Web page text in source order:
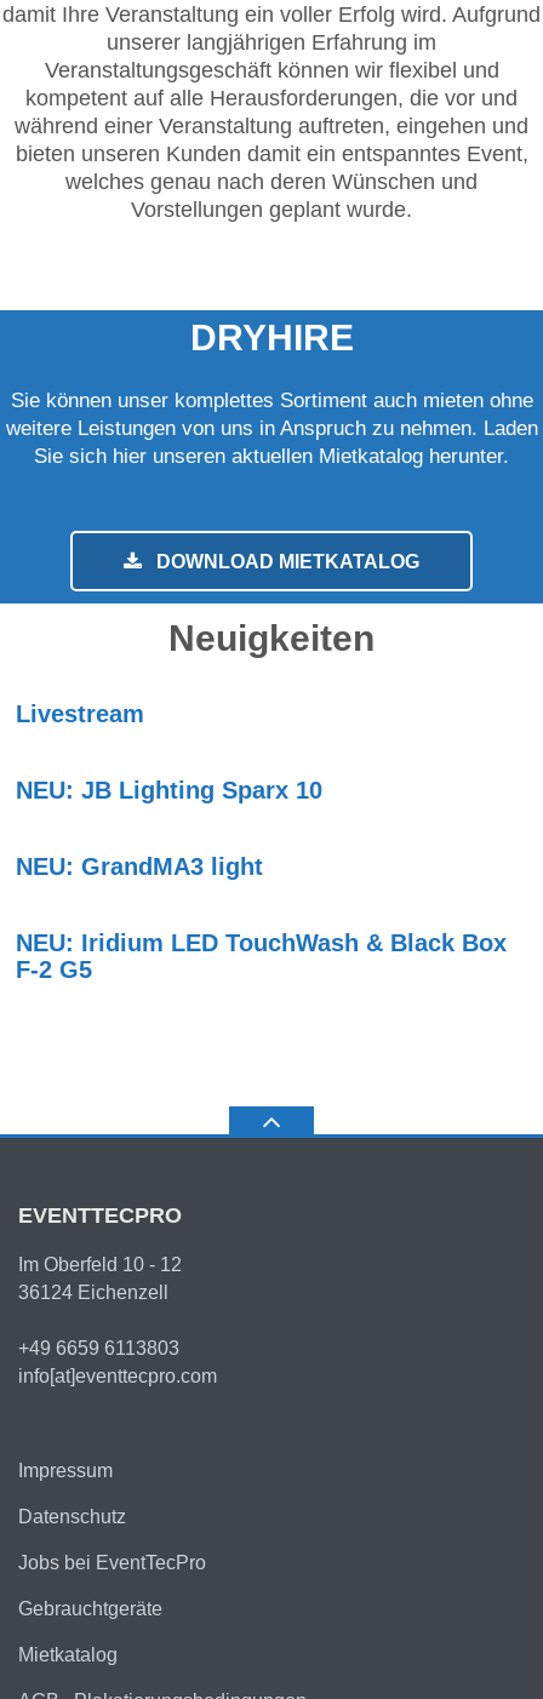
damit Ihre Veranstaltung ein voller Erfolg wird. Aufgrund
unserer langjährigen Erfahrung im
Veranstaltungsgeschäft können wir flexibel und
kompetent auf alle Herausforderungen, die vor und
während einer Veranstaltung auftreten, eingehen und
bieten unseren Kunden damit ein entspanntes Event,
welches genau nach deren Wünschen und
Vorstellungen geplant wurde.
DRYHIRE
Sie können unser komplettes Sortiment auch mieten ohne
weitere Leistungen von uns in Anspruch zu nehmen. Laden
Sie sich hier unseren aktuellen Mietkatalog herunter.
DOWNLOAD MIETKATALOG
Neuigkeiten
Livestream
NEU: JB Lighting Sparx 10
NEU: GrandMA3 light
NEU: Iridium LED TouchWash & Black Box
F-2 G5
EVENTTECPRO
Im Oberfeld 10 - 12
36124 Eichenzell
+49 6659 6113803
info[at]eventtecpro.com
Impressum
Datenschutz
Jobs bei EventTecPro
Gebrauchtgeräte
Mietkatalog